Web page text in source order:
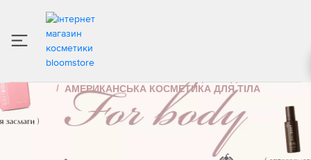
АМЕРИКАНСЬКА КОСМЕТИКА ДЛЯ ТІЛА
АМЕРИКАНСЬКА КОСМЕТИКА ДЛЯ ТІЛА